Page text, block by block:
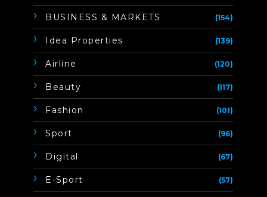
BUSINESS & MARKETS (154)
Idea Properties (139)
Airline (120)
Beauty (117)
Fashion (101)
Sport (96)
Digital (67)
E-Sport (57)